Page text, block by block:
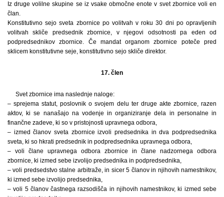
Iz druge volilne skupine se iz vsake območne enote v svet zbornice voli en
član.
Konstitutivno sejo sveta zbornice po volitvah v roku 30 dni po opravljenih
volitvah skliče predsednik zbornice, v njegovi odsotnosti pa eden od
podpredsednikov zbornice. Če mandat organom zbornice poteče pred
sklicem konstitutivne seje, konstitutivno sejo skliče direktor.
17. člen
Svet zbornice ima naslednje naloge:
– sprejema statut, poslovnik o svojem delu ter druge akte zbornice, razen
aktov, ki se nanašajo na vodenje in organiziranje dela in personalne in
finančne zadeve, ki so v pristojnosti upravnega odbora,
– izmed članov sveta zbornice izvoli predsednika in dva podpredsednika
sveta, ki so hkrati predsednik in podpredsednika upravnega odbora,
– voli člane upravnega odbora zbornice in člane nadzornega odbora
zbornice, ki izmed sebe izvolijo predsednika in podpredsednika,
– voli predsedstvo stalne arbitraže, in sicer 5 članov in njihovih namestnikov,
ki izmed sebe izvolijo predsednika,
– voli 5 članov častnega razsodišča in njihovih namestnikov, ki izmed sebe